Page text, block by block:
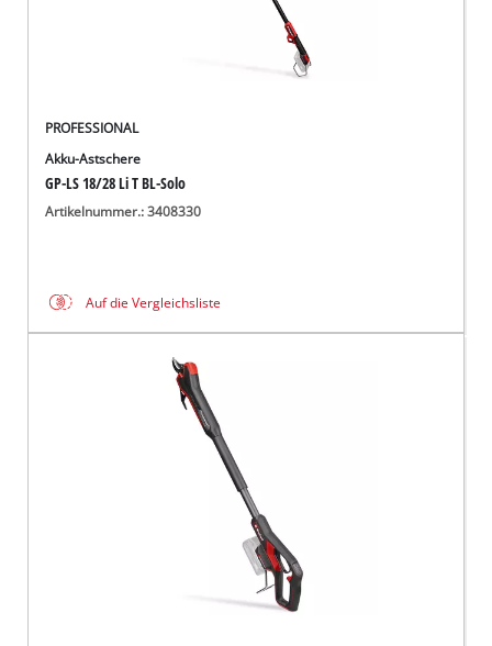
PROFESSIONAL
Akku-Astschere
GP-LS 18/28 Li T BL-Solo
Artikelnummer.: 3408330
Auf die Vergleichsliste